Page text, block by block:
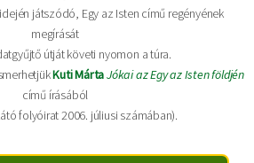
játszódó, Egy az Isten című regényének
megírását
útját követi nyomon a túra.
Kuti MártaJókai az Egy az Isten földjén
című írásából
folyóirat 2006. júliusi számában).